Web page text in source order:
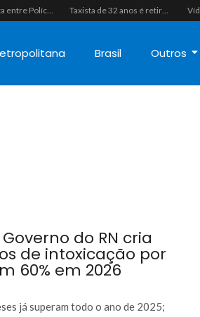
Ação conjunta entre Polícias Civil e Militar resulta na apreensão de drogas, munições e colete tático em São Gonçalo do Amarante Taxista de 32 anos é retirado de casa à força e executado a tiros na calçada em Macaíba
Brasil Outros
do RN cria
de intoxicação por
60% em 2026
já superam todo o ano de 2025;